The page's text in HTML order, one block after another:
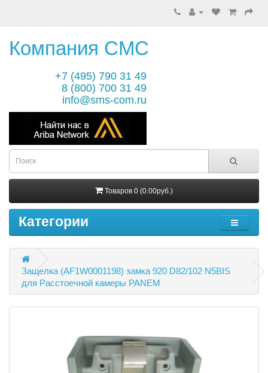
Компания СМС
+7 (495) 790 31 49
8 (800) 700 31 49
info@sms-com.ru
Товаров 0 (0.00руб.)
Категории
Защелка (AF1W0001198) замка 920 D82/102 N5BIS
для Расстоечной камеры PANEM